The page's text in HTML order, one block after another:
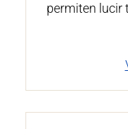
permiten lucir